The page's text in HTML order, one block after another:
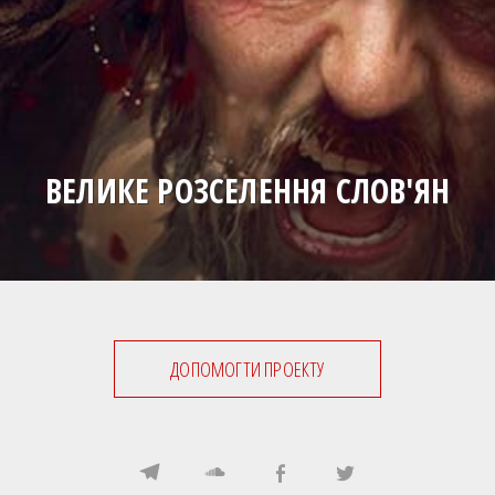
ВЕЛИКЕ РОЗСЕЛЕННЯ СЛОВ'ЯН
ДОПОМОГТИ ПРОЕКТУ